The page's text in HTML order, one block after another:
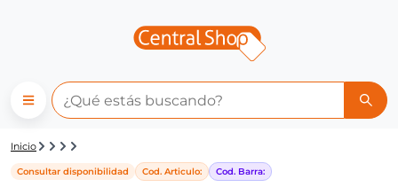
Detalle de producto | Central
Inicio
Consultar disponibilidad Cod. Articulo: Cod. Barra: